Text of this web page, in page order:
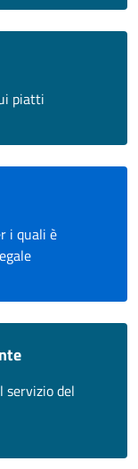
piatti
i quali è
servizio del